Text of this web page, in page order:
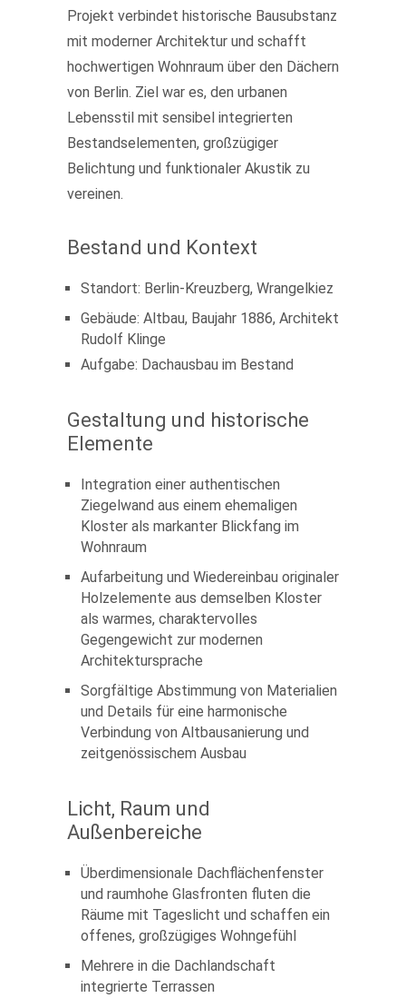
Projekt verbindet historische Bausubstanz
mit moderner Architektur und schafft
hochwertigen Wohnraum über den Dächern
von Berlin. Ziel war es, den urbanen
Lebensstil mit sensibel integrierten
Bestandselementen, großzügiger
Belichtung und funktionaler Akustik zu
vereinen.
Bestand und Kontext
Standort: Berlin-Kreuzberg, Wrangelkiez
Gebäude: Altbau, Baujahr 1886, Architekt
Rudolf Klinge
Aufgabe: Dachausbau im Bestand
Gestaltung und historische
Elemente
Integration einer authentischen
Ziegelwand aus einem ehemaligen
Kloster als markanter Blickfang im
Wohnraum
Aufarbeitung und Wiedereinbau originaler
Holzelemente aus demselben Kloster
als warmes, charaktervolles
Gegengewicht zur modernen
Architektursprache
Sorgfältige Abstimmung von Materialien
und Details für eine harmonische
Verbindung von Altbausanierung und
zeitgenössischem Ausbau
Licht, Raum und
Außenbereiche
Überdimensionale Dachflächenfenster
und raumhohe Glasfronten fluten die
Räume mit Tageslicht und schaffen ein
offenes, großzügiges Wohngefühl
Mehrere in die Dachlandschaft
integrierte Terrassen